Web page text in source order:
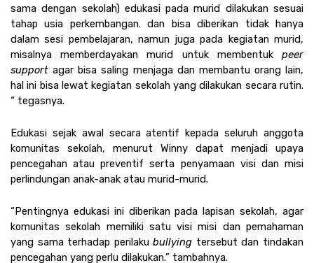
sama dengan sekolah) edukasi pada murid dilakukan sesuai
tahap usia perkembangan. dan bisa diberikan tidak hanya
dalam sesi pembelajaran, namun juga pada kegiatan murid,
misalnya memberdayakan murid untuk membentuk peer
support agar bisa saling menjaga dan membantu orang lain,
hal ini bisa lewat kegiatan sekolah yang dilakukan secara rutin.
“ tegasnya.
Edukasi sejak awal secara atentif kepada seluruh anggota
komunitas sekolah, menurut Winny dapat menjadi upaya
pencegahan atau preventif serta penyamaan visi dan misi
perlindungan anak-anak atau murid-murid.
“Pentingnya edukasi ini diberikan pada lapisan sekolah, agar
komunitas sekolah memiliki satu visi misi dan pemahaman
yang sama terhadap perilaku bullying tersebut dan tindakan
pencegahan yang perlu dilakukan.” tambahnya.